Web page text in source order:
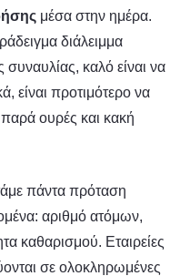
μέσα στην ημέρα.
διάλειμμα
καλό είναι να
είναι προτιμότερο να
ουρές και κακή
πάντα πρόταση
αριθμό ατόμων,
καθαρισμού. Εταιρείες
σε ολοκληρωμένες